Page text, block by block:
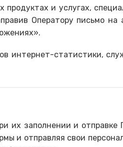
и ​​услугах,
Оператору письмо на
интернет-статистики,
их заполнении и
и отправляя свои